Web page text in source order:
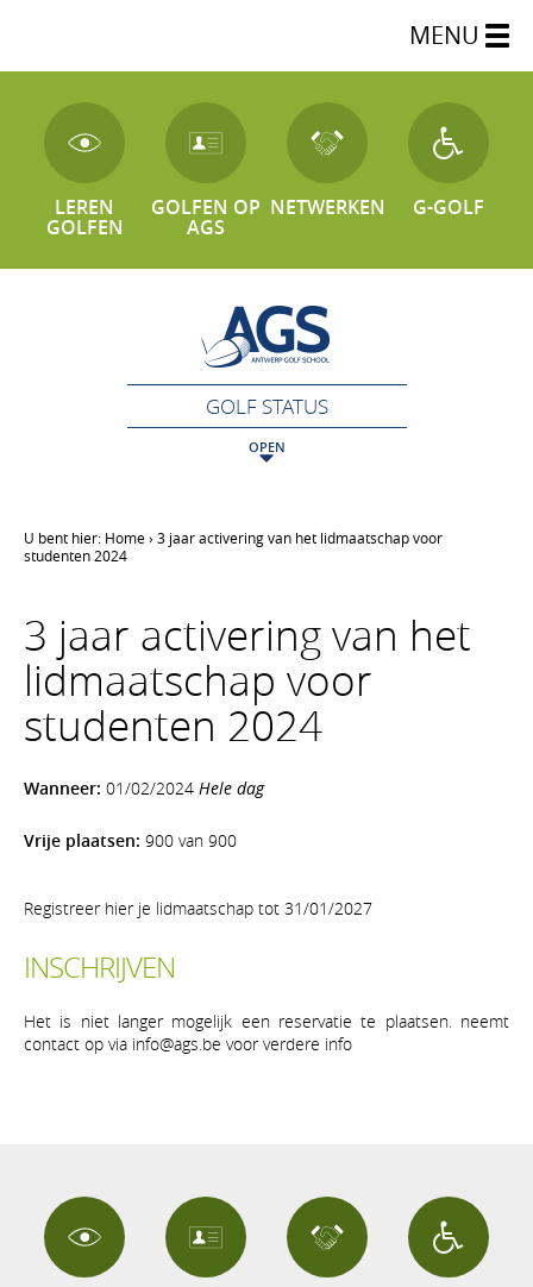
MENU
LEREN
GOLFEN
GOLFEN OP
AGS
NETWERKEN G-GOLF
GOLF STATUS
OPEN
U bent hier: Home› 3 jaar activering van het lidmaatschap voor
studenten 2024
3 jaar activering van het
lidmaatschap voor
studenten 2024
Wanneer: 01/02/2024 Hele dag
Vrije plaatsen: 900 van 900
Registreer hier je lidmaatschap tot 31/01/2027
INSCHRIJVEN
Het is niet langer mogelijk een reservatie te plaatsen. neemt
contact op via info@ags.be voor verdere info